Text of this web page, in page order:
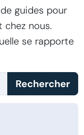
guides pour
nous.
se rapporte
Rechercher